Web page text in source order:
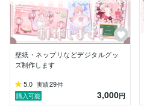
壁紙・ネップリなどデジタルグッ
ズ制作します
5.0 実績29件
購入可能
3,000円